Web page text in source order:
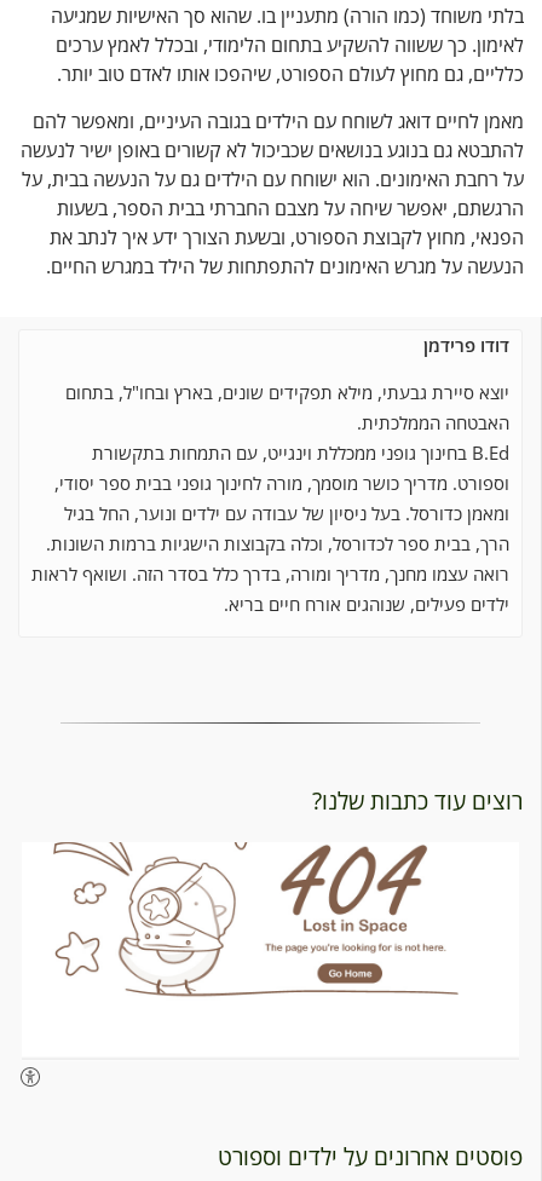
משוחד (כמו הורה) מתעניין בו. שהוא סך האישיות שמגיעה
כך ששווה להשקיע בתחום הלימודי, ובכלל לאמץ ערכים
גם מחוץ לעולם הספורט, שיהפכו אותו לאדם טוב יותר.
לחיים דואג לשוחח עם הילדים בגובה העיניים, ומאפשר להם
גם בנוגע בנושאים שכביכול לא קשורים באופן ישיר לנעשה
האימונים. הוא ישוחח עם הילדים גם על הנעשה בבית, על
יאפשר שיחה על מצבם החברתי בבית הספר, בשעות
מחוץ לקבוצת הספורט, ובשעת הצורך ידע איך לנתב את
על מגרש האימונים להתפתחות של הילד במגרש החיים.
פרידמן
סיירת גבעתי, מילא תפקידים שונים, בארץ ובחו"ל, בתחום
הממלכתית.
B.Ed בחינוך גופני ממכללת וינגייט, עם התמחות בתקשורת
מדריך כושר מוסמך, מורה לחינוך גופני בבית ספר יסודי,
כדורסל. בעל ניסיון של עבודה עם ילדים ונוער, החל בגיל
בבית ספר לכדורסל, וכלה בקבוצות הישגיות ברמות השונות.
עצמו מחנך, מדריך ומורה, בדרך כלל בסדר הזה. ושואף לראות
פעילים, שנוהגים אורח חיים בריא.
עוד כתבות שלנו?
אחרונים על ילדים וספורט